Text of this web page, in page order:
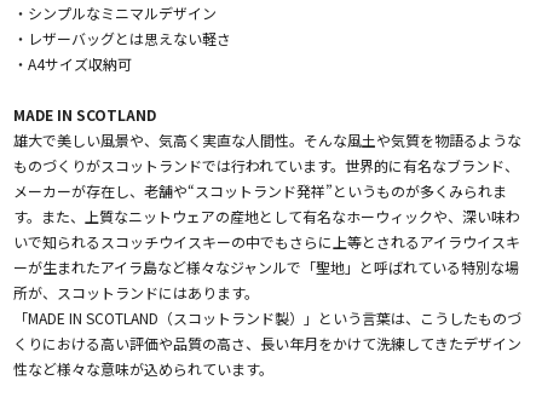
・シンプルなミニマルデザイン
・レザーバッグとは思えない軽さ
・A4サイズ収納可
MADE IN SCOTLAND
雄大で美しい風景や、気高く実直な人間性。そんな風土や気質を物語るような
ものづくりがスコットランドでは行われています。世界的に有名なブランド、
メーカーが存在し、老舗や“スコットランド発祥”というものが多くみられま
す。また、上質なニットウェアの産地として有名なホーウィックや、深い味わ
いで知られるスコッチウイスキーの中でもさらに上等とされるアイラウイスキ
ーが生まれたアイラ島など様々なジャンルで「聖地」と呼ばれている特別な場
所が、スコットランドにはあります。
「MADE IN SCOTLAND（スコットランド製）」という言葉は、こうしたものづ
くりにおける高い評価や品質の高さ、長い年月をかけて洗練してきたデザイン
性など様々な意味が込められています。